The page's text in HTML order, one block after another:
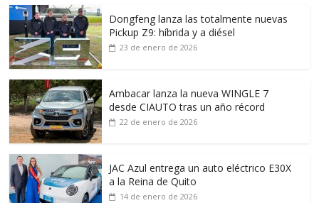
Dongfeng lanza las totalmente nuevas
Pickup Z9: híbrida y a diésel
23 de enero de 2026
Ambacar lanza la nueva WINGLE 7
desde CIAUTO tras un año récord
22 de enero de 2026
JAC Azul entrega un auto eléctrico E30X
a la Reina de Quito
14 de enero de 2026